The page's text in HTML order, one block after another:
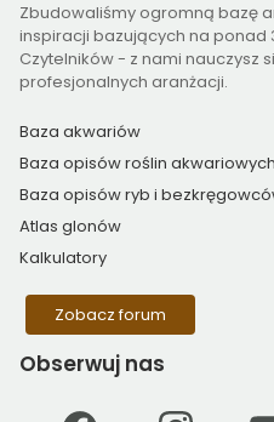
Zbudowaliśmy ogromną bazę
inspiracji bazujących na ponad
Czytelników - z nami nauczysz
profesjonalnych aranżacji.
Baza akwariów
Baza opisów roślin akwariowych
Baza opisów ryb i
Atlas glonów
Kalkulatory
Zobacz forum
Obserwuj nas